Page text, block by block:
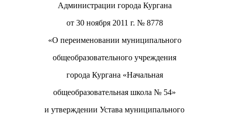
Администрации города Кургана
от 30 ноября 2011 г. № 8778
«О переименовании муниципального
общеобразовательного учреждения
города Кургана «Начальная
общеобразовательная школа № 54»
и утверждении Устава муниципального